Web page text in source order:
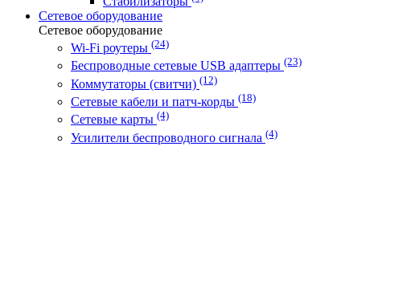
Сетевое оборудование
Сетевое оборудование
Wi-Fi роутеры (24)
Беспроводные сетевые USB адаптеры (23)
Коммутаторы (свитчи) (12)
Сетевые кабели и патч-корды (18)
Сетевые карты (4)
Усилители беспроводного сигнала (4)